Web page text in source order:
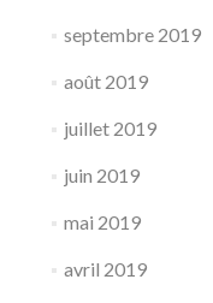
septembre 2019
août 2019
juillet 2019
juin 2019
mai 2019
avril 2019